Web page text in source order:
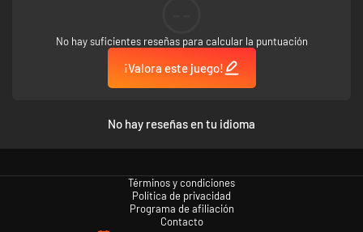
No hay suficientes reseñas para calcular la puntuación
¡Valora este juego!
No hay reseñas en tu idioma
Términos y condiciones
Política de privacidad
Programa de afiliación
Contacto